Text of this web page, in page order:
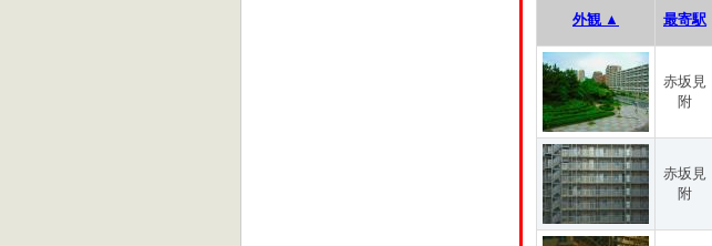
外観 ▲ 最寄駅
赤坂見
附
赤坂見
附